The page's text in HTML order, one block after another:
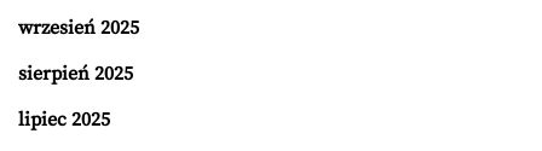
wrzesień 2025
sierpień 2025
lipiec 2025